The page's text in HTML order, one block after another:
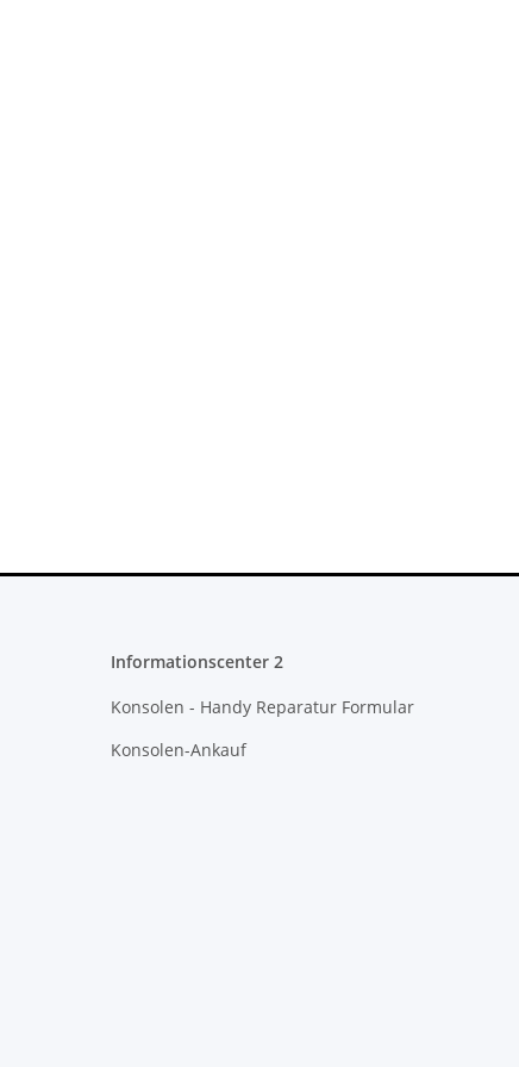
Informationscenter 2
Konsolen - Handy Reparatur Formular
Konsolen-Ankauf